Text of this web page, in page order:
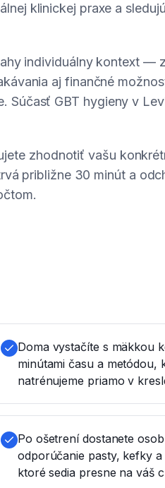
klinickej praxe a
individuálny kontext —
aj finančné
Súčasť GBT hygieny v
zhodnotiť vašu
približne 30 minút a
Doma vystačíte s mäkkou
minútami času a metódou,
natrénujeme priamo v
Po ošetrení dostanete
odporúčanie pasty, kefky
ktoré sedia presne na váš